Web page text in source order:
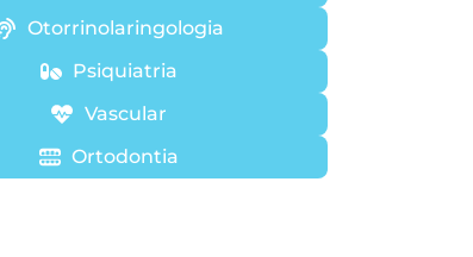
Otorrinolaringologia
Psiquiatria
Vascular
Ortodontia